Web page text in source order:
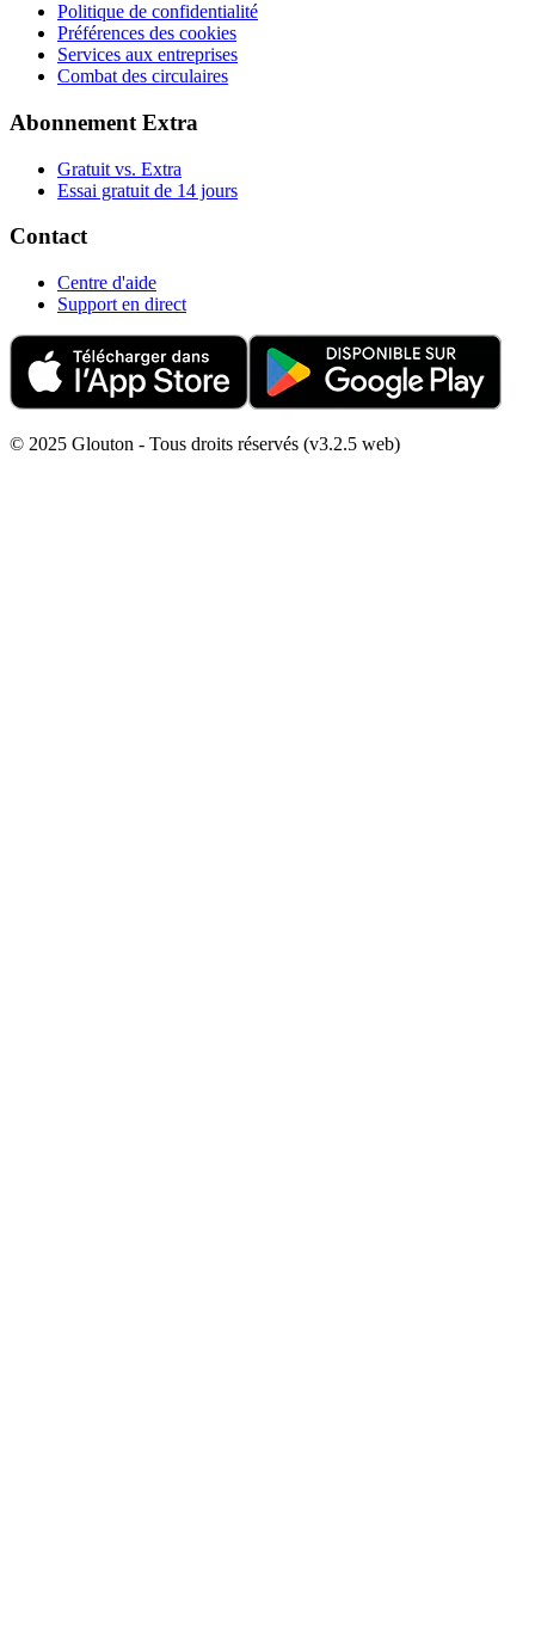
Politique de confidentialité
Préférences des cookies
Services aux entreprises
Combat des circulaires
Abonnement Extra
Gratuit vs. Extra
Essai gratuit de 14 jours
Contact
Centre d'aide
Support en direct
© 2025 Glouton - Tous droits réservés (v3.2.5 web)